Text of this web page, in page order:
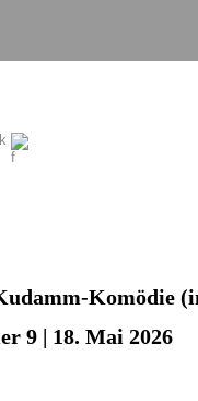
Komödie
9 | 18. Mai 2026